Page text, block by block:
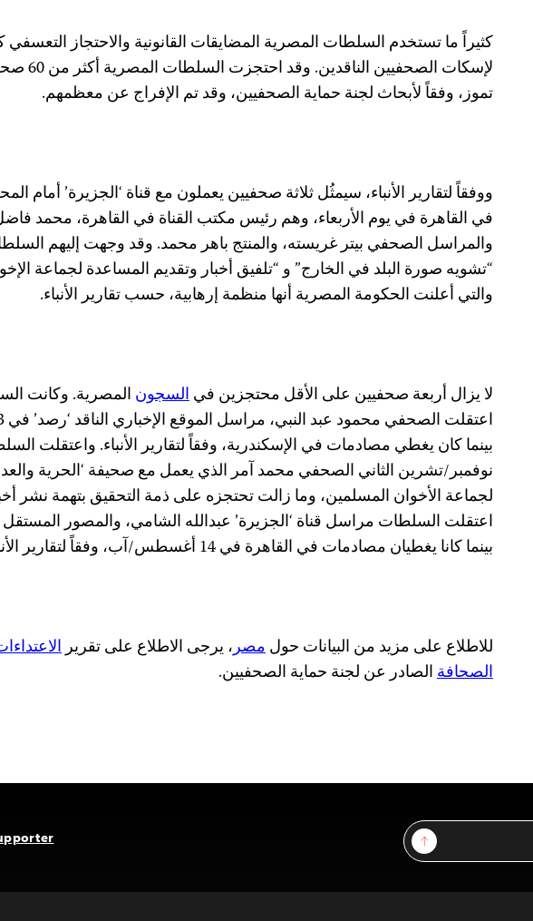
كثيراً ما تستخدم السلطات المصرية المضايقات القانونية والاحتجاز التعسفي
لإسكات
تموز، وفقاً لأبحاث لجنة حماية الصحفيين، وقد تم الإفراج عن معظمهم.
ووفقاً لتقارير الأنباء، سيمثُل ثلاثة صحفيين يعملون مع قناة ‘الجزيرة’ أمام
في القاهرة في يوم الأربعاء، وهم رئيس مكتب القناة في القاهرة، محمد
والمراسل الصحفي بيتر غريسته، والمنتج باهر محمد. وقد وجهت إليهم
“تشويه صورة البلد في الخارج” و “تلفيق أخبار وتقديم المساعدة لجماعة
والتي أعلنت الحكومة المصرية أنها منظمة إرهابية، حسب تقارير الأنباء.
لا يزال أربعة صحفيين على الأقل محتجزين فيالسجون المصرية. وكانت
نوفمبر/تشرين الثاني الصحفي محمد آمر الذي يعمل مع صحيفة ‘الحرية
لجماعة الأخوان المسلمين، وما زالت تحتجزه على ذمة التحقيق بتهمة نشر
اعتقلت السلطات مراسل قناة ‘الجزيرة’ عبدالله الشامي، والمصور المستقل
بينما كانا يغطيان مصادمات في القاهرة في 14 أغسطس/آب، وفقاً لتقارير الأنباء.
للاطلاع على مزيد من البيانات حولمصر، يرجى الاطلاع على تقرير
الصحافةالصادر عن لجنة حماية الصحفيين.
Sign Up